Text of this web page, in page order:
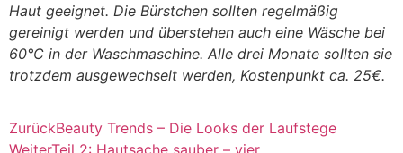
Haut geeignet. Die Bürstchen sollten regelmäßig
gereinigt werden und überstehen auch eine Wäsche bei
60°C in der Waschmaschine. Alle drei Monate sollten sie
trotzdem ausgewechselt werden, Kostenpunkt ca. 25€.
ZurückBeauty Trends – Die Looks der Laufstege
WeiterTeil 2: Hautsache sauber – vier